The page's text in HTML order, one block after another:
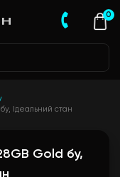
0
Ідеальний стан
Gold бу,